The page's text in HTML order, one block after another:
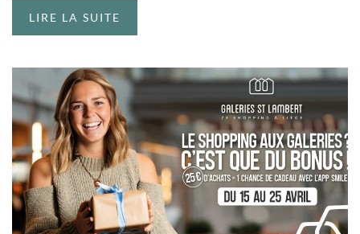
LIRE LA SUITE